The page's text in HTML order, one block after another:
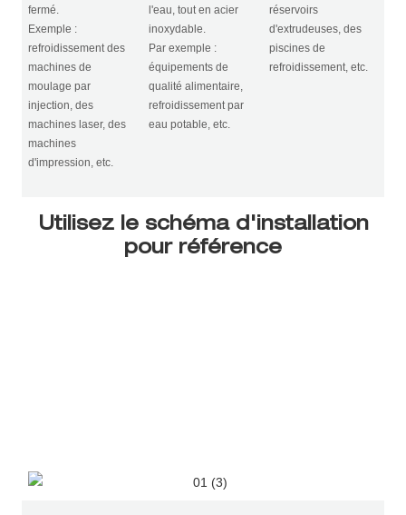
fermé.
Exemple :
refroidissement des
machines de
moulage par
injection, des
machines laser, des
machines
d'impression, etc.
l'eau, tout en acier
inoxydable.
Par exemple :
équipements de
qualité alimentaire,
refroidissement par
eau potable, etc.
réservoirs
d'extrudeuses, des
piscines de
refroidissement, etc.
Utilisez le schéma d'installation
pour référence